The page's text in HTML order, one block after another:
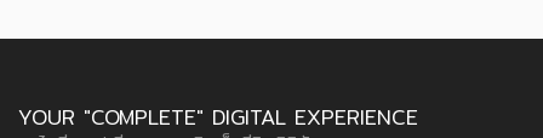
YOUR "COMPLETE" DIGITAL EXPERIENCE